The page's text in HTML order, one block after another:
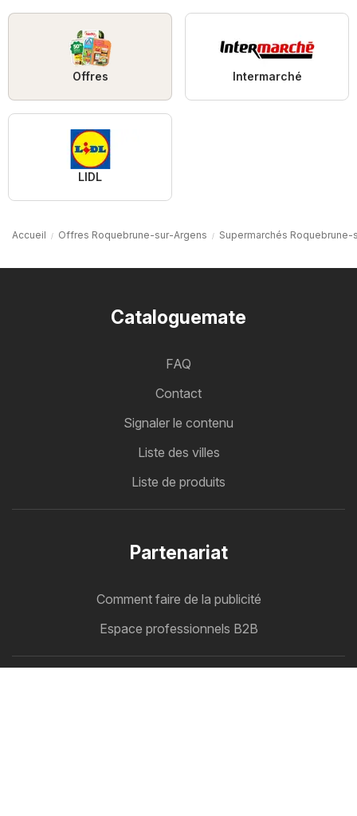
Offres Intermarché
LIDL
Accueil Offres Roquebrune-sur-Argens Supermarchés Roquebrune-
Cataloguemate
FAQ
Contact
Signaler le contenu
Liste des villes
Liste de produits
Partenariat
Comment faire de la publicité
Espace professionnels B2B